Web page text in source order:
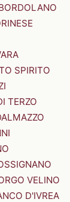
SPIRITO
TERZO
VELINO
D'IVREA